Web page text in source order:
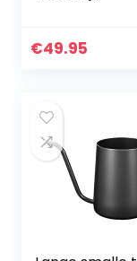
zwart
€49.95